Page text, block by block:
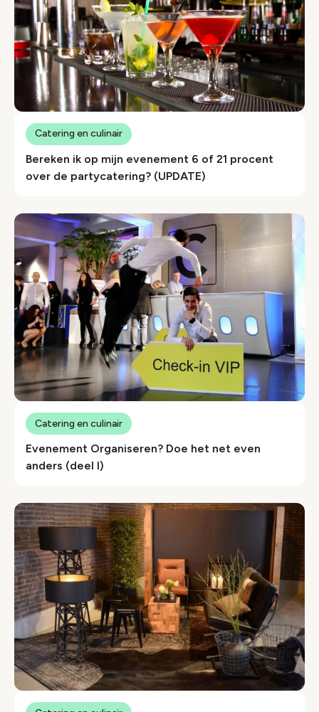
Bereken ik op mijn evenement 6 of 21 procent
over de partycatering? (UPDATE)
Catering en culinair
Evenement Organiseren? Doe het net even
anders (deel I)
Catering en culinair